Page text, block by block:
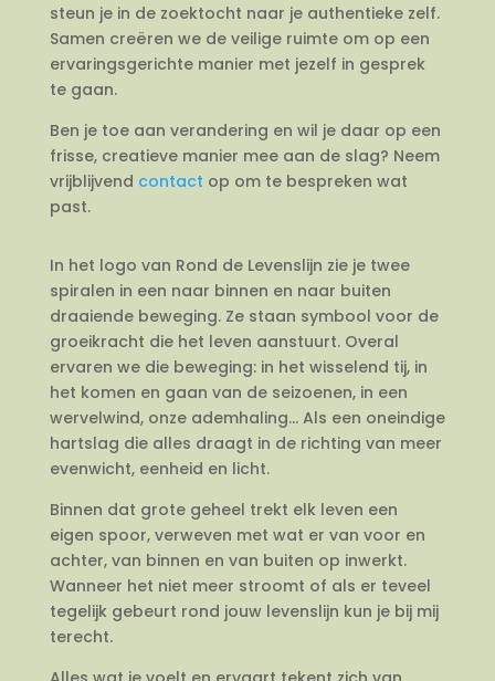
steun je in de zoektocht naar je authentieke zelf.
Samen creëren we de veilige ruimte om op een
ervaringsgerichte manier met jezelf in gesprek
te gaan.
Ben je toe aan verandering en wil je daar op een
frisse, creatieve manier mee aan de slag? Neem
vrijblijvend contact op om te bespreken wat
past.
In het logo van Rond de Levenslijn zie je twee
spiralen in een naar binnen en naar buiten
draaiende beweging. Ze staan symbool voor de
groeikracht die het leven aanstuurt. Overal
ervaren we die beweging: in het wisselend tij, in
het komen en gaan van de seizoenen, in een
wervelwind, onze ademhaling… Als een oneindige
hartslag die alles draagt in de richting van meer
evenwicht, eenheid en licht.
Binnen dat grote geheel trekt elk leven een
eigen spoor, verweven met wat er van voor en
achter, van binnen en van buiten op inwerkt.
Wanneer het niet meer stroomt of als er teveel
tegelijk gebeurt rond jouw levenslijn kun je bij mij
terecht.